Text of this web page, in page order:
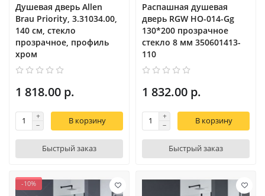
Душевая дверь Allen
Brau Priority, 3.31034.00,
140 см, стекло
прозрачное, профиль
хром
1 818.00 р.
В корзину
Быстрый заказ
Распашная душевая
дверь RGW HO-014-Gg
130*200 прозрачное
стекло 8 мм 350601413-
110
1 832.00 р.
В корзину
Быстрый заказ
-10%